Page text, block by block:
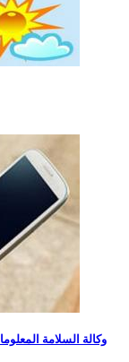
وكالة السلامة